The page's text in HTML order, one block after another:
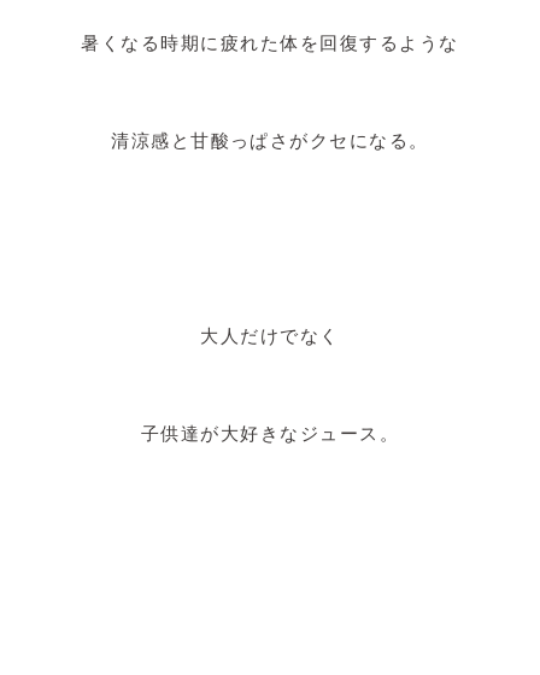
暑くなる時期に疲れた体を回復するような
清涼感と甘酸っぱさがクセになる。
大人だけでなく
子供達が大好きなジュース。